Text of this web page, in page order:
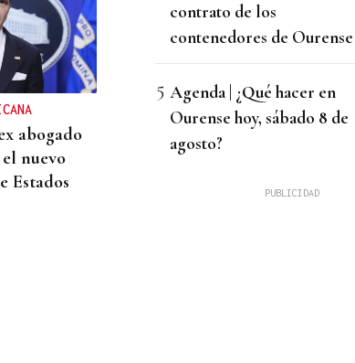
abogado
nuevo
Estados
contrato de los
contenedores de Ourense
Agenda | ¿Qué hacer en
Ourense hoy, sábado 8 de
agosto?